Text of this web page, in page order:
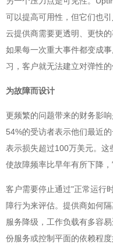
可以提高可用性，但它们也
云提供商需要更透明、更快
如果每一次重大事件都变成
习，客户就无法建立对弹性的
为故障而设计
更频繁的问题带来的财务影
54%的受访者表示他们最近
表示损失超过100万美元。这
使故障频率比早年有所下降，
客户需要停止通过"正常运行
障行为来评估。提供商如何
服务降级，工作负载有多容
份服务或控制平面的依赖程